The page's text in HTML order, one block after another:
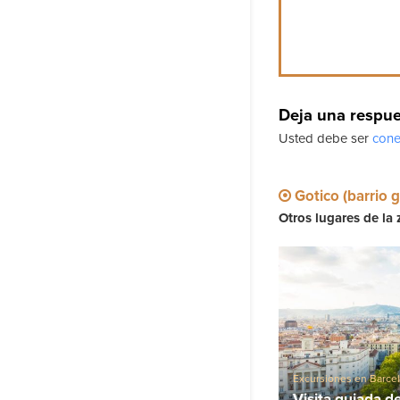
Deja una
Usted debe ser
Gotico (barrio
Otros lugares de la
Excursiones en